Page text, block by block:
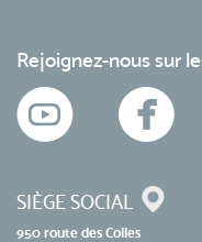
Rejoignez-nous sur
SIÈGE SOCIAL
950 route des Colles